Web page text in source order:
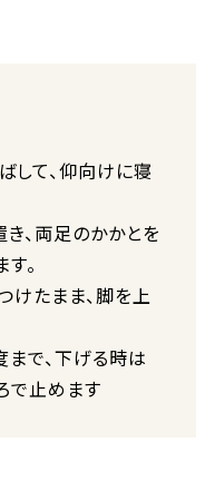
して、仰向けに寝
、両足のかかとを
。
けたまま、脚を上
で、下げる時は
で止めます